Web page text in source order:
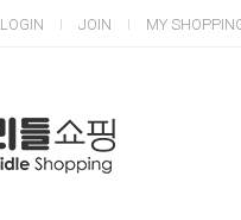
LOGIN JOIN MY